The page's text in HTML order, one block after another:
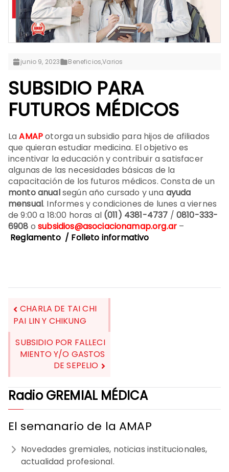
junio 9, 2023 Beneficios,Varios
SUBSIDIO PARA
FUTUROS MÉDICOS
LaAMAPotorga un subsidio para hijos de afiliados
que quieran estudiar medicina. El objetivo es
incentivar la educación y contribuir a satisfacer
algunas de las necesidades básicas de la
capacitación de los futuros médicos. Consta de un
monto anualsegún año cursado y una ayuda
mensual. Informes y condiciones de lunes a viernes
de 9:00 a 18:00 horas al (011) 4381-4737 / 0810-333-
6908 osubsidios@asociacionamap.org.ar –
Reglamento / Folleto informativo
NAVEGACIÓN
DE
ENTRADAS
CHARLA DE TAI CHI
PAI LIN Y CHIKUNG
SUBSIDIO POR FALLECI
MIENTO Y/O GASTOS
DE SEPELIO
Radio GREMIAL MÉDICA
El semanario de la AMAP
Novedades gremiales, noticias institucionales,
actualidad profesional.